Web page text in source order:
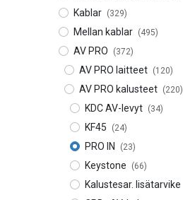
Kablar (329)
Mellan kablar (495)
AV PRO (372)
AV PRO laitteet (120)
AV PRO kalusteet (220)
KDC AV-levyt (34)
KF45 (24)
PRO IN (23)
Keystone (66)
Kalustesar. lisätarvike